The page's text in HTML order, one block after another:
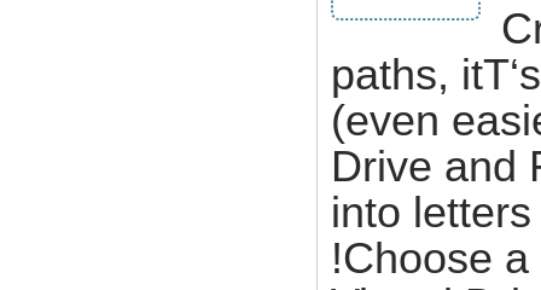
paths,
(even
Drive and
into
!Choose